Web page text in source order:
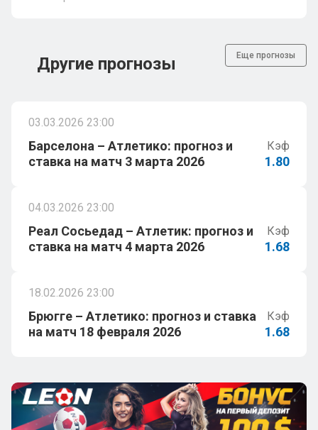
Другие прогнозы Еще прогнозы
03.03.2026 23:00
Барселона – Атлетико: прогноз и
ставка на матч 3 марта 2026
Кэф
1.80
04.03.2026 23:00
Реал Сосьедад – Атлетик: прогноз и
ставка на матч 4 марта 2026
Кэф
1.68
18.02.2026 23:00
Брюгге – Атлетико: прогноз и ставка
на матч 18 февраля 2026
Кэф
1.68